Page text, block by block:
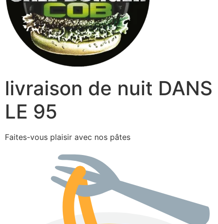
livraison de nuit DANS
LE 95
Faites-vous plaisir avec nos pâtes